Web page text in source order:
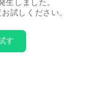
生しました。
試しください。
す